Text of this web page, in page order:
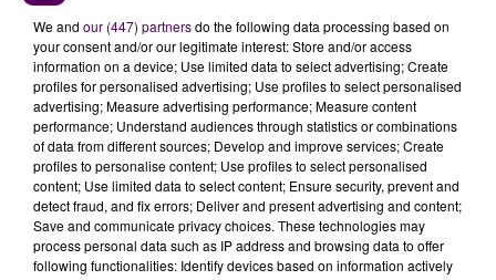
Pour mercredi 25 juin 2025 :
🟠 49 départements en Vigilance orange
Pour jeudi 26 juin 2025 :
🟠 2 départements en Vigilance orange
Restez prudents et informés :https://t.co/JGz4rTUvHP
pic.twitter.com/3pEVgOUJri
— VigiMétéoFrance (@VigiMeteoFrance)June 25,
2025
We and our (447) partnersdo the following data processing based on
your consent and/or our legitimate interest: Store and/or access
information on a device; Use limited data to select advertising; Create
profiles for personalised advertising; Use profiles to select personalised
advertising; Measure advertising performance; Measure content
performance; Understand audiences through statistics or combinations
of data from different sources; Develop and improve services; Create
profiles to personalise content; Use profiles to select personalised
content; Use limited data to select content; Ensure security, prevent and
detect fraud, and fix errors; Deliver and present advertising and content;
Save and communicate privacy choices. These technologies may
process personal data such as IP address and browsing data to offer
following functionalities: Identify devices based on information actively